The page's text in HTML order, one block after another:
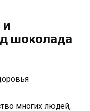
шоколада
многих людей,